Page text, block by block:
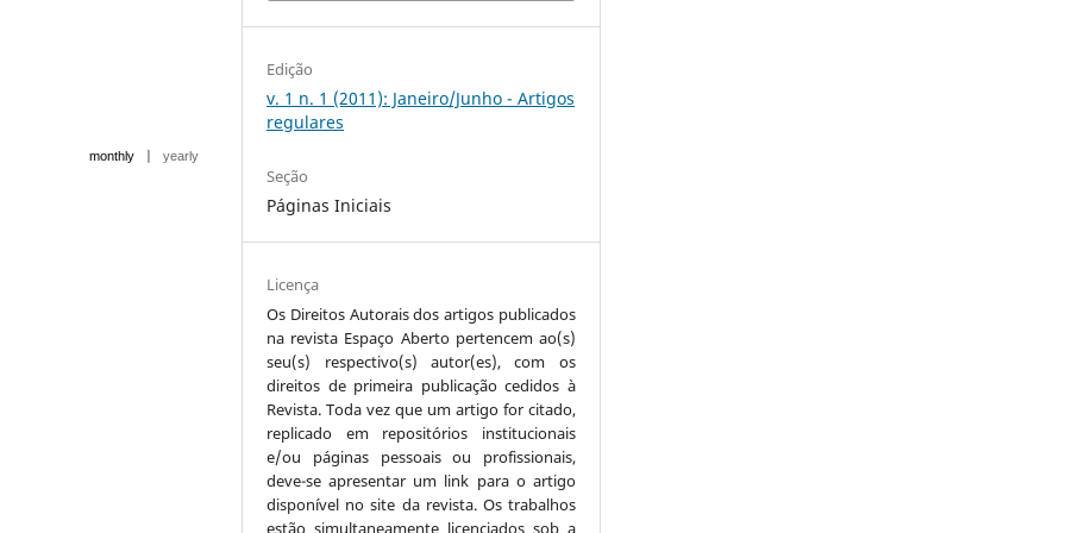
monthly | yearly
Edição
v. 1 n. 1 (2011): Janeiro/Junho - Artigos
regulares
Seção
Páginas Iniciais
Licença
Os Direitos Autorais dos artigos publicados
na revista Espaço Aberto pertencem ao(s)
seu(s) respectivo(s) autor(es), com os
direitos de primeira publicação cedidos à
Revista. Toda vez que um artigo for citado,
replicado em repositórios institucionais
e/ou páginas pessoais ou profissionais,
deve-se apresentar um link para o artigo
disponível no site da revista. Os trabalhos
estão simultaneamente licenciados sob a